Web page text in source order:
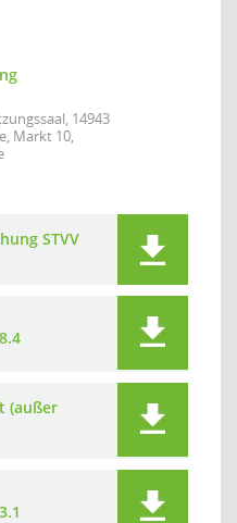
14943
Markt 10,
STVV
(außer